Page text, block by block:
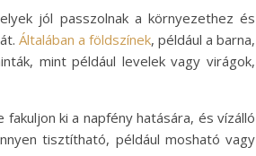
jól passzolnak a környezethez és
Általában a földszínek, például a barna,
mint például levelek vagy virágok,
ki a napfény hatására, és vízálló
tisztítható, például mosható vagy